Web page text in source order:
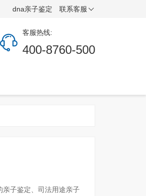
dna亲子鉴定 联系客服
客服热线:
400-8760-500
亲子鉴定、司法用途亲子